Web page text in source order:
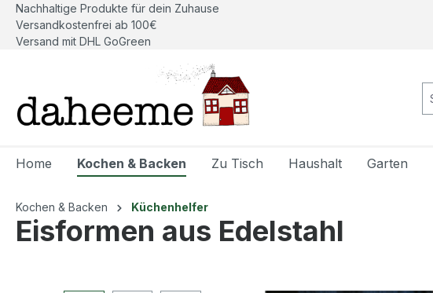
Zur Hauptnavigation springen
Nachhaltige Produkte für dein Zuhause
Versandkostenfrei ab 100€
Versand mit DHL GoGreen
Home Kochen & Backen Zu Tisch Haushalt Garten
Kochen & Backen Küchenhelfer
Eisformen aus Edelstahl